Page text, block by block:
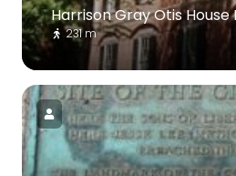
Harrison Gray Otis House
231 m